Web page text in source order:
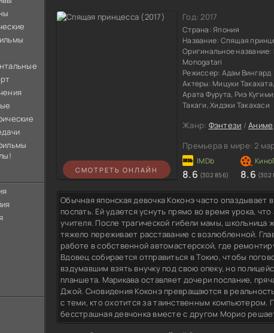
СМОТРЕТЬ ОНЛАЙН
Год:2017
Страна:Япония
Название: Спящая
Оригинальное название:
Monogatari
Режиссер: Адам Вингард
Актеры: Мицуки
Арата Фурута, Риэ
Такаги, Хидэки Такахаси
Жанр: Фэнтези /Аниме
Премьера в мире: 2
8.6 (302 856) 8.6 (302
Обычная японская девочка Коконэ часто опаздывает
поспать. Ей удается уснуть прямо во время урока,
учителя. После трагической гибели мамы, школьница
тяжело переживает расставание с возлюбленной.
работе в собственной автомастерской, где
Вдовец собирается отправиться в Токио, чтобы
вздумавшим взять внучку под свою опеку, но
планшета. Марикава оставляет дочери послание,
Джой. Сновидения Коконэ превращаются в
с теми, кто охотится за таинственным компьютером.
бесстрашная девчонка вместе с другом Морио